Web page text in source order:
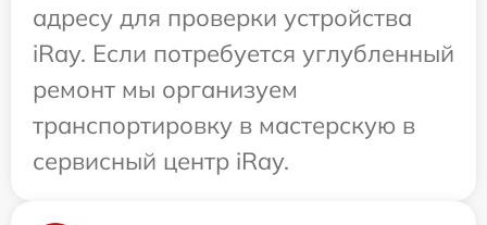
адресу для проверки устройства
iRay. Если потребуется углубленный
ремонт мы организуем
транспортировку в мастерскую в
сервисный центр iRay.